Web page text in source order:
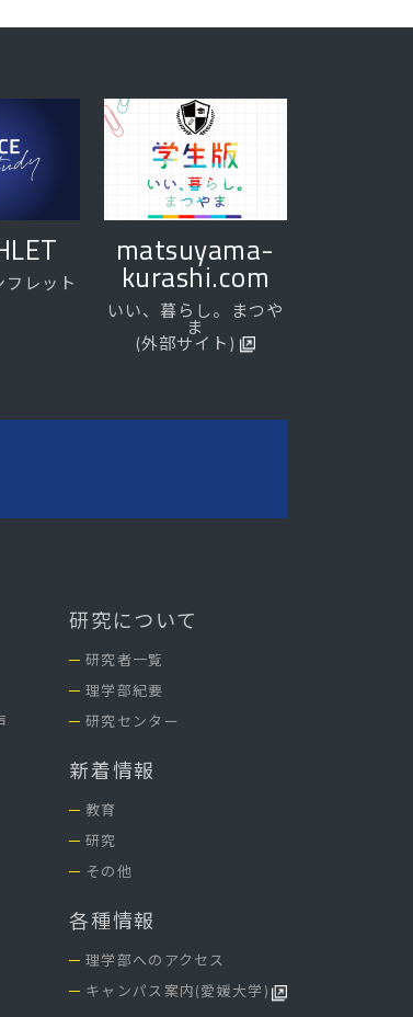
レット
matsuyama-
kurashi.com
いい、暮らし。まつや
ま
(外部サイト)
研究について
研究者一覧
理学部紀要
研究センター
新着情報
教育
研究
その他
各種情報
理学部へのアクセス
キャンパス案内(愛媛大学)